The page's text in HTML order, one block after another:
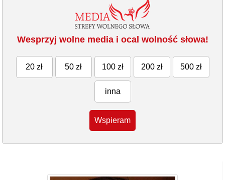
Wesprzyj wolne media i ocal wolność słowa!
20 zł 50 zł 100 zł 200 zł 500 zł
inna
Wspieram